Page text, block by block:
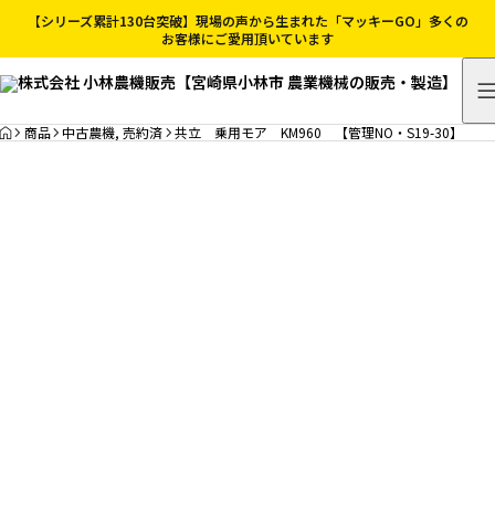
【シリーズ累計130台突破】現場の声から生まれた「マッキーGO」多くの
お客様にご愛用頂いています
HOME
商品 中古農機,売約済 共立 乗用モア KM960 【管理NO・S19-30】